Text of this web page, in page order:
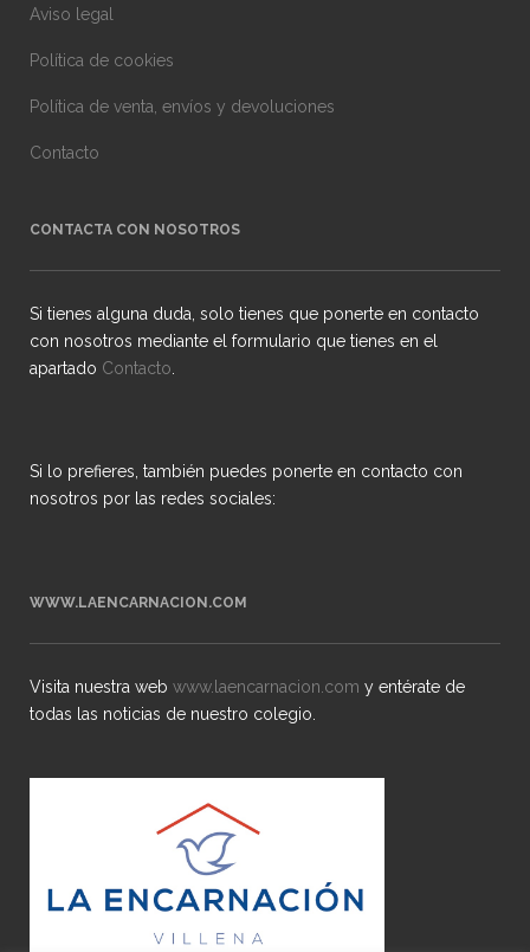
Aviso legal
Política de cookies
Política de venta, envíos y devoluciones
Contacto
CONTACTA CON NOSOTROS
Si tienes alguna duda, solo tienes que ponerte en contacto
con nosotros mediante el formulario que tienes en el
apartado Contacto
Si lo prefieres, también puedes ponerte en contacto con
nosotros por las redes sociales:
WWW.LAENCARNACION.COM
Visita nuestra web www.laencarnacion.com y entérate de
todas las noticias de nuestro colegio.